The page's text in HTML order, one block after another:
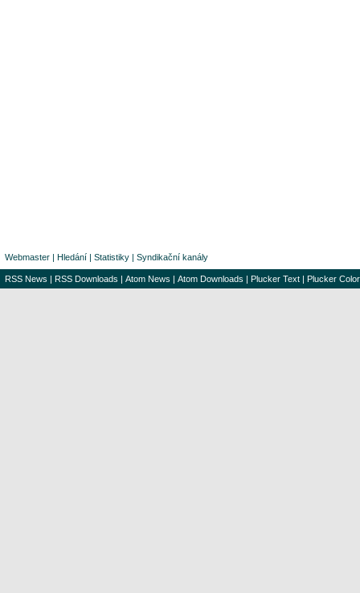
Webmaster | Hledání | Statistiky | Syndikační kanály
RSS News | RSS Downloads | Atom News | Atom Downloads | Plucker Text | Plucker Color